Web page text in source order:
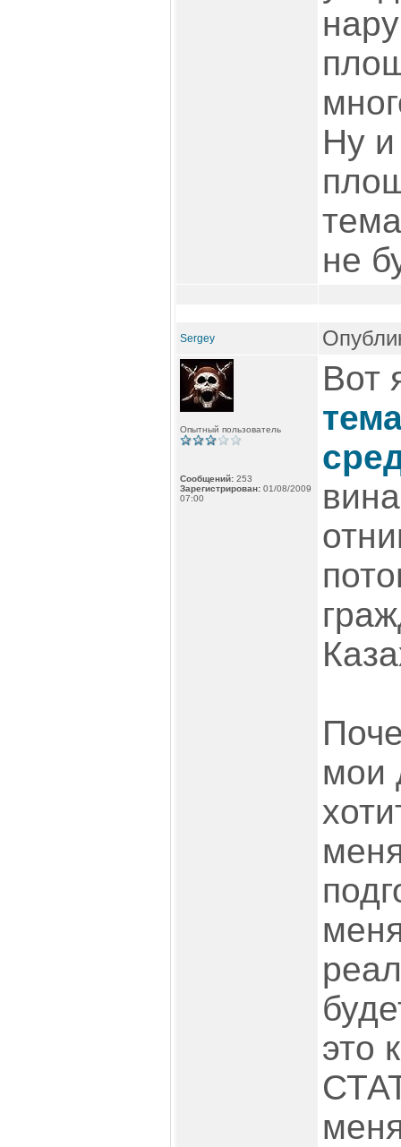
Ну и
не
Sergey
Опытный пользователь
Сообщений: 253
Зарегистрирован: 01/08/2009
07:00
Вот
мои
это